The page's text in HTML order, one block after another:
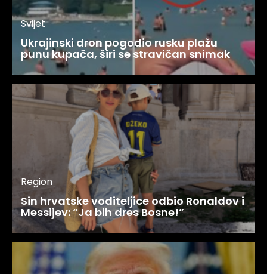
Svijet
Ukrajinski dron pogodio rusku plažu
punu kupača, širi se stravičan snimak
Region
Sin hrvatske voditeljice odbio Ronaldov i
Messijev: “Ja bih dres Bosne!”